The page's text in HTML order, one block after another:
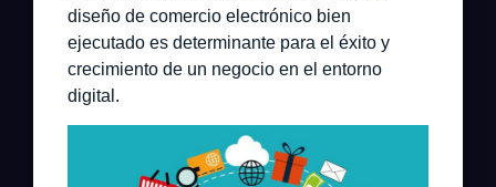
diseño de comercio electrónico bien
ejecutado es determinante para el éxito y
crecimiento de un negocio en el entorno
digital.